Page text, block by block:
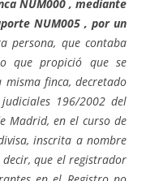
NUM000 , mediante
NUM005 , por un
persona, que contaba
que propició que se
finca, decretado
196/2002 del
Madrid, en el curso de
inscrita a nombre
que el registrador